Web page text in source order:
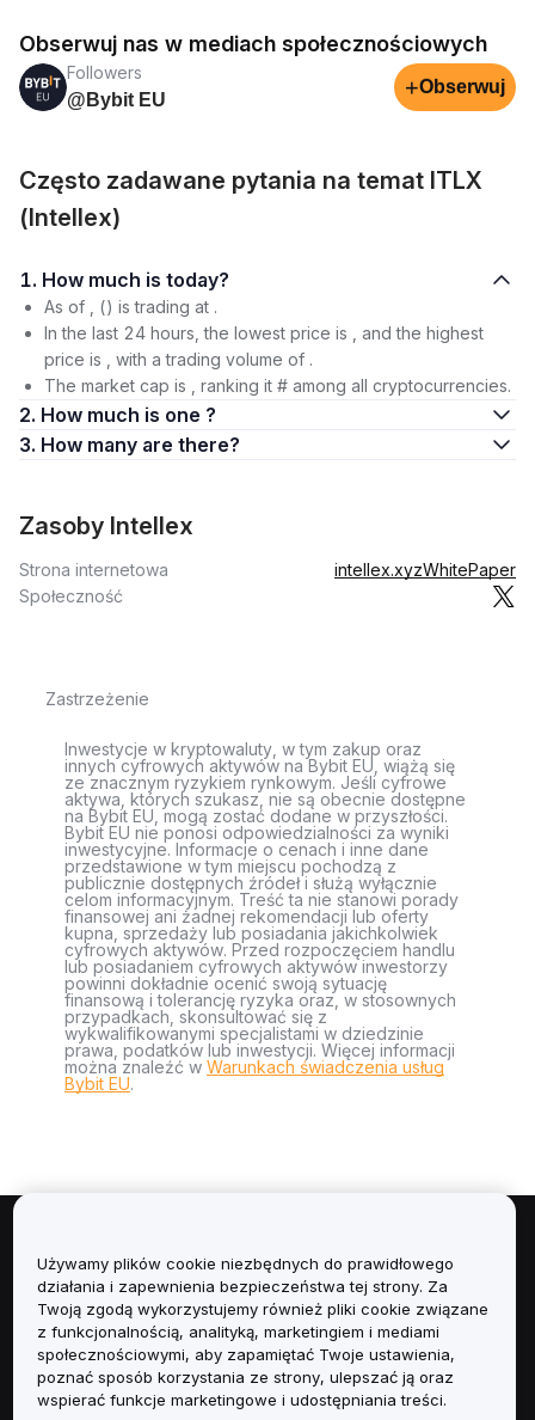
Obserwuj nas w mediach społecznościowych
Followers
@Bybit EU
+Obserwuj
Często zadawane pytania na temat ITLX
(Intellex)
1. How much is today?
As of , () is trading at .
In the last 24 hours, the lowest price is , and the highest
price is , with a trading volume of .
The market cap is , ranking it # among all cryptocurrencies.
2. How much is one ?
3. How many are there?
Zasoby Intellex
Strona internetowa intellex.xyzWhitePaper
Społeczność
Zastrzeżenie
Inwestycje w kryptowaluty, w tym zakup oraz
innych cyfrowych aktywów na Bybit EU, wiążą się
ze znacznym ryzykiem rynkowym. Jeśli cyfrowe
aktywa, których szukasz, nie są obecnie dostępne
na Bybit EU, mogą zostać dodane w przyszłości.
Bybit EU nie ponosi odpowiedzialności za wyniki
inwestycyjne. Informacje o cenach i inne dane
przedstawione w tym miejscu pochodzą z
publicznie dostępnych źródeł i służą wyłącznie
celom informacyjnym. Treść ta nie stanowi porady
finansowej ani żadnej rekomendacji lub oferty
kupna, sprzedaży lub posiadania jakichkolwiek
cyfrowych aktywów. Przed rozpoczęciem handlu
lub posiadaniem cyfrowych aktywów inwestorzy
powinni dokładnie ocenić swoją sytuację
finansową i tolerancję ryzyka oraz, w stosownych
przypadkach, skonsultować się z
wykwalifikowanymi specjalistami w dziedzinie
prawa, podatków lub inwestycji. Więcej informacji
można znaleźć w Warunkach świadczenia usług
Bybit EU.
Informacje
Usługi
Obsługa Klienta
Używamy plików cookie niezbędnych do prawidłowego
działania i zapewnienia bezpieczeństwa tej strony. Za
Twoją zgodą wykorzystujemy również pliki cookie związane
z funkcjonalnością, analityką, marketingiem i mediami
społecznościowymi, aby zapamiętać Twoje ustawienia,
poznać sposób korzystania ze strony, ulepszać ją oraz
wspierać funkcje marketingowe i udostępniania treści.